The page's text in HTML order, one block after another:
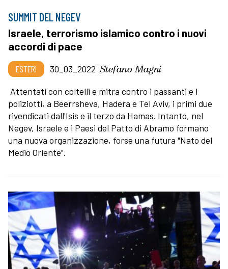
SUMMIT DEL NEGEV
Israele, terrorismo islamico contro i nuovi
accordi di pace
ESTERI 30_03_2022 Stefano Magni
Attentati con coltelli e mitra contro i passanti e i
poliziotti, a Beerrsheva, Hadera e Tel Aviv, i primi due
rivendicati dall'Isis e il terzo da Hamas. Intanto, nel
Negev, Israele e i Paesi del Patto di Abramo formano
una nuova organizzazione, forse una futura "Nato del
Medio Oriente".